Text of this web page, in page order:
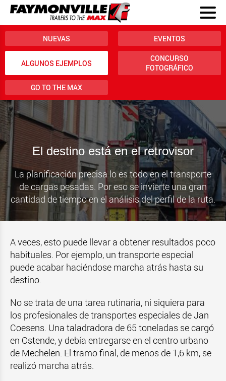
NUEVAS EVENTOS
ALGUNOS EJEMPLOS
CONCURSO
FOTOGRÁFICO
GO TO THE MAX
El destino está en el retrovisor
La planificación precisa lo es todo en el transporte
de cargas pesadas. Por eso se invierte una gran
cantidad de tiempo en el análisis del perfil de la ruta.
A veces, esto puede llevar a obtener resultados poco
habituales. Por ejemplo, un transporte especial
puede acabar haciéndose marcha atrás hasta su
destino.
No se trata de una tarea rutinaria, ni siquiera para
los profesionales de transportes especiales de Jan
Coesens. Una taladradora de 65 toneladas se cargó
en Ostende, y debía entregarse en el centro urbano
de Mechelen. El tramo final, de menos de 1,6 km, se
realizó marcha atrás.